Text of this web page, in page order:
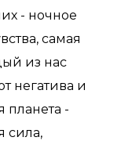
- ночное
самая
из нас
негатива и
планета -
сила,